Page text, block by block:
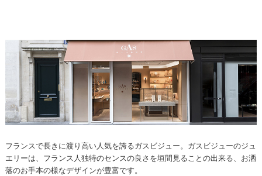
フランスで長きに渡り高い人気を誇るガスビジュー。ガスビジューのジュ
エリーは、フランス人独特のセンスの良さを垣間見ることの出来る、お洒
落のお手本の様なデザインが豊富です。